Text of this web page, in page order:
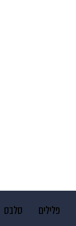
פלילים סלבס